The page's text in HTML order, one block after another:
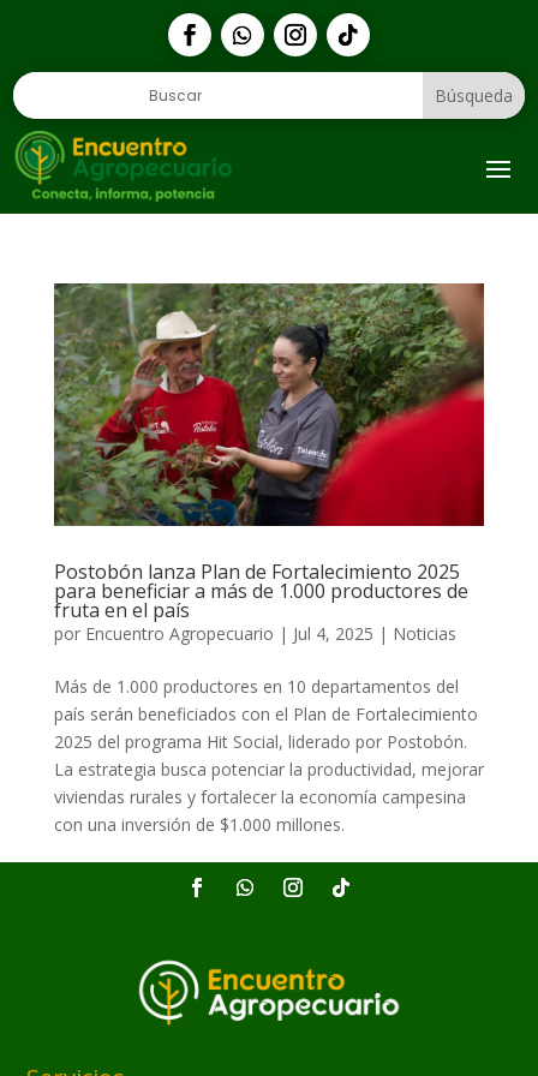
Postobón lanza Plan de Fortalecimiento 2025
para beneficiar a más de 1.000 productores de
fruta en el país
por Encuentro Agropecuario | Jul 4, 2025 | Noticias
Más de 1.000 productores en 10 departamentos del
país serán beneficiados con el Plan de Fortalecimiento
2025 del programa Hit Social, liderado por Postobón.
La estrategia busca potenciar la productividad, mejorar
viviendas rurales y fortalecer la economía campesina
con una inversión de $1.000 millones.